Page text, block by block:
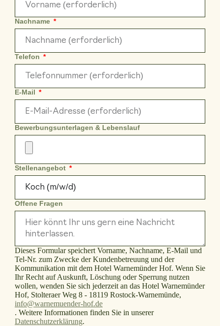
Nachname
Telefon
E-Mail
Bewerbungsunterlagen & Lebenslauf
Stellenangebot
Offene Fragen
Dieses Formular speichert Vorname, Nachname, E-Mail und
Tel-Nr. zum Zwecke der Kundenbetreuung und der
Kommunikation mit dem Hotel Warnemünder Hof. Wenn Sie
Ihr Recht auf Auskunft, Löschung oder Sperrung nutzen
wollen, wenden Sie sich jederzeit an das Hotel Warnemünder
Hof, Stolteraer Weg 8 - 18119 Rostock-Warnemünde,
info@warnemuender-hof.de
. Weitere Informationen finden Sie in unserer
Datenschutzerklärung.